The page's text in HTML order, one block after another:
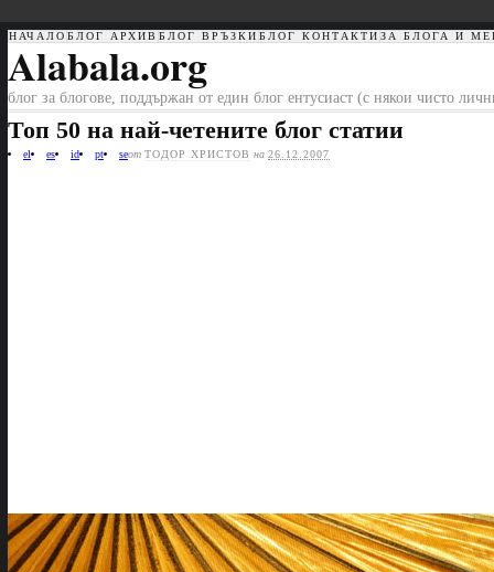
НАЧАЛО БЛОГ АРХИВ БЛОГ ВРЪЗКИ БЛОГ КОНТАКТИ ЗА БЛОГА И
Alabala.org
блог за блогове, поддържан от един блог ентусиаст (с някои чисто
Топ 50 на най-четените блог статии
el es id pt seот ТОДОР ХРИСТОВ на 26.12.2007